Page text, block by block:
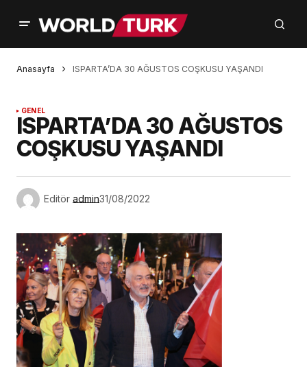
Anasayfa ISPARTA’DA 30 AĞUSTOS COŞKUSU YAŞANDI
GENEL
ISPARTA’DA 30 AĞUSTOS
COŞKUSU YAŞANDI
Editör admin31/08/2022